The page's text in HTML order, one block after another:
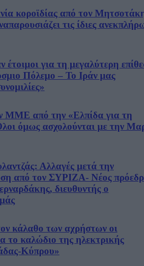
κοροϊδίας από τον
τις ίδιες
για τη μεγαλύτερη
Πόλεμο – Το Ιράν μας
ΜΜΕ από την «Ελπίδα για τη
όμως ασχολούνται με την
Αλλαγές μετά την
από τον ΣΥΡΙΖΑ- Νέος
διευθυντής ο
κάλαθο των αχρήστων οι
το καλώδιο της ηλεκτρικής
Κύπρου»